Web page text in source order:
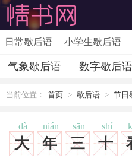
日常歇后语 小学生歇后语
气象歇后语 数字歇后语
当前位置： 首页 > 歇后语 > 节日
大
dà
年
nián
三
sān
十
shí